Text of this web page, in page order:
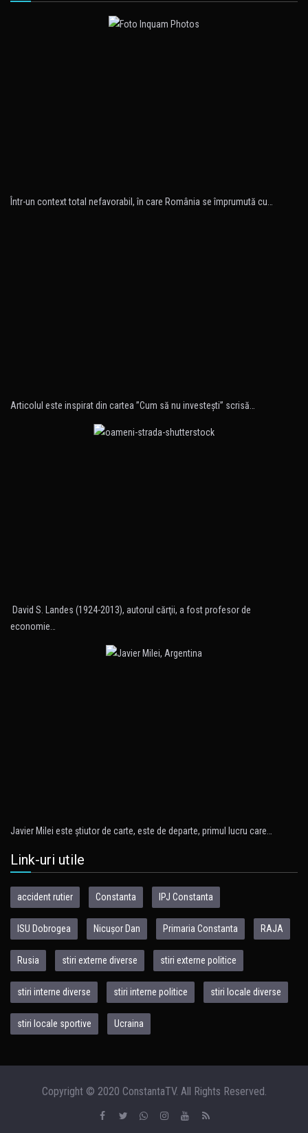
Într-un context total nefavorabil, în care România se împrumută cu…
Articolul este inspirat din cartea ”Cum să nu investeşti” scrisă…
David S. Landes (1924-2013), autorul cărţii, a fost profesor de
economie…
Javier Milei este ştiutor de carte, este de departe, primul lucru care…
Link-uri utile
accident rutier Constanta IPJ Constanta
ISU Dobrogea Nicușor Dan Primaria Constanta RAJA
Rusia stiri externe diverse stiri externe politice
stiri interne diverse stiri interne politice stiri locale diverse
stiri locale sportive Ucraina
Copyright © 2020 ConstantaTV. All Rights Reserved.